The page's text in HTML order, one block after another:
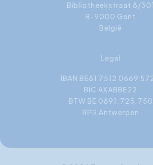
Bibliotheekstraat 8/301
B-9000 Gent
België
Legal
IBAN BE81 7512 0669
BIC AXABBE22
BTW BE 0891.725.750
RPR Antwerpen